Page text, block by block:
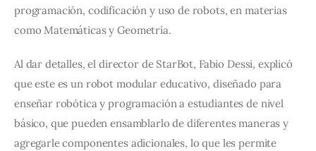
programación, codificación y uso de robots, en materias
como Matemáticas y Geometría.
Al dar detalles, el director de StarBot, Fabio Dessi, explicó
que este es un robot modular educativo, diseñado para
enseñar robótica y programación a estudiantes de nivel
básico, que pueden ensamblarlo de diferentes maneras y
agregarle componentes adicionales, lo que les permite